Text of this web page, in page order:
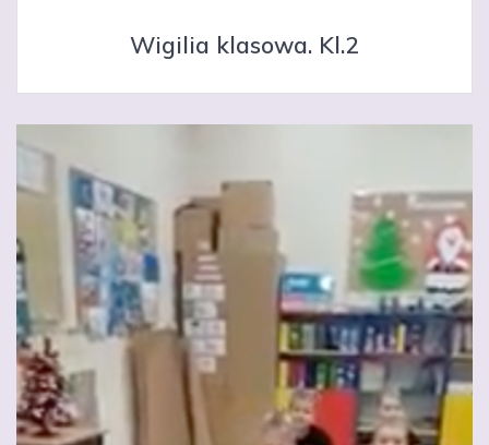
Wigilia klasowa. Kl.2